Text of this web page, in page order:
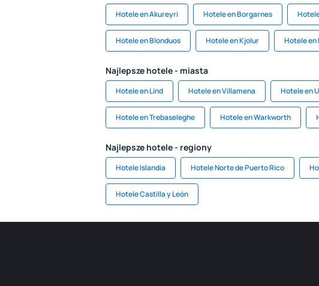
Hotele en Akureyri Hotele en Borgarnes
Hotele en Blonduos Hotele en Kjolur Hotele en
Najlepsze hotele - miasta
Hotele en Lind Hotele en Villamena Hotele en
Hotele en Trebaseleghe Hotele en Warkworth
Najlepsze hotele - regiony
Hotele Islandia Hotele Norte de Puerto Rico
Hotele Castilla y León